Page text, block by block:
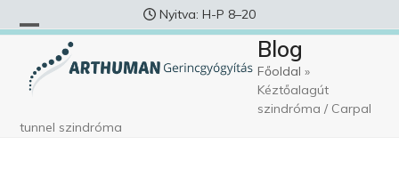
Nyitva: H-P 8–20
Blog
Főoldal »
Kéztőalagút
szindróma / Carpal
tunnel szindróma